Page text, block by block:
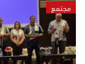
مجتمع